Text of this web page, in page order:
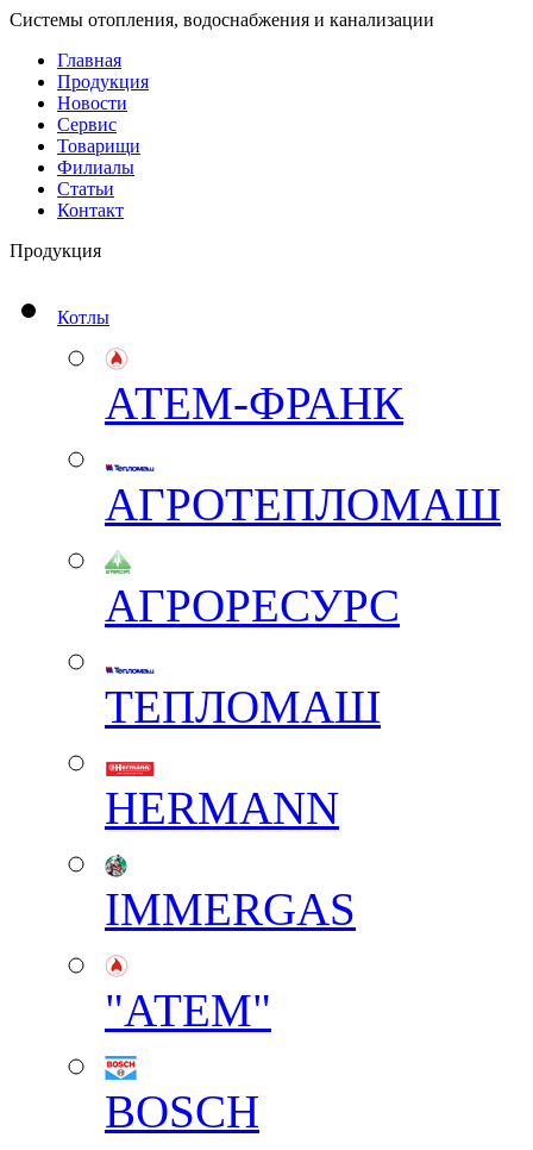
Системы отопления, водоснабжения и канализации
Главная
Продукция
Новости
Сервис
Товарищи
Филиалы
Статьи
Контакт
Продукция
Котлы
АТЕМ-ФРАНК
АГРОТЕПЛОМАШ
АГРОРЕСУРС
ТЕПЛОМАШ
HERMANN
IMMERGAS
"АТЕМ"
BOSCH